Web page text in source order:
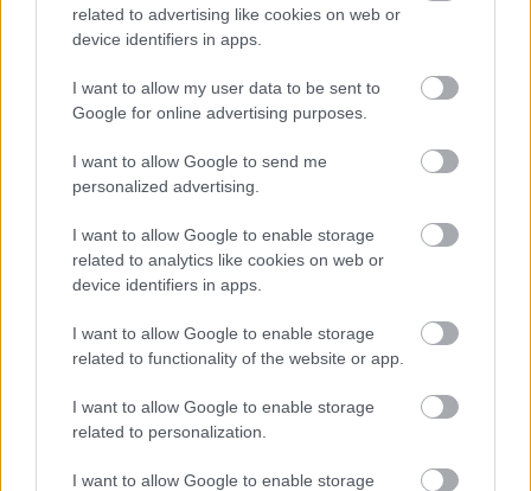
related to advertising like cookies on web or
device identifiers in apps.
I want to allow my user data to be sent to
Google for online advertising purposes.
I want to allow Google to send me
personalized advertising.
I want to allow Google to enable storage
related to analytics like cookies on web or
device identifiers in apps.
I want to allow Google to enable storage
related to functionality of the website or app.
I want to allow Google to enable storage
related to personalization.
I want to allow Google to enable storage
HIRDETÉS
HIRDETÉS
HIRDETÉS
LEGOLVASOTTABB
Látlelet a hazai víziközművekről?
Egyetlen, fél évszázados vezetéken
múlt Bicske vízellátása